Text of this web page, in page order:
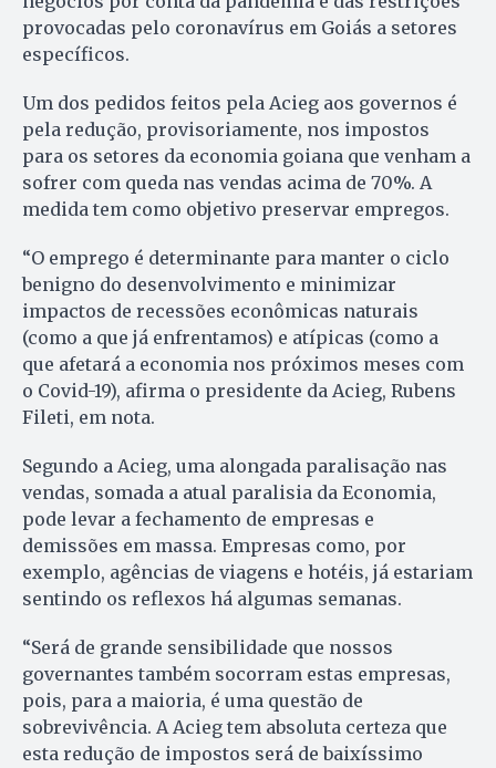
provocadas pelo coronavírus em Goiás a setores
específicos.
Um dos pedidos feitos pela Acieg aos governos é
pela redução, provisoriamente, nos impostos
para os setores da economia goiana que venham a
sofrer com queda nas vendas acima de 70%. A
medida tem como objetivo preservar empregos.
“O emprego é determinante para manter o ciclo
benigno do desenvolvimento e minimizar
impactos de recessões econômicas naturais
(como a que já enfrentamos) e atípicas (como a
que afetará a economia nos próximos meses com
o Covid-19), afirma o presidente da Acieg, Rubens
Fileti, em nota.
Segundo a Acieg, uma alongada paralisação nas
vendas, somada a atual paralisia da Economia,
pode levar a fechamento de empresas e
demissões em massa. Empresas como, por
exemplo, agências de viagens e hotéis, já estariam
sentindo os reflexos há algumas semanas.
“Será de grande sensibilidade que nossos
governantes também socorram estas empresas,
pois, para a maioria, é uma questão de
sobrevivência. A Acieg tem absoluta certeza que
esta redução de impostos será de baixíssimo